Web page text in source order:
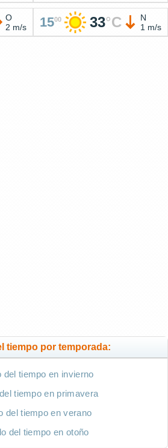
O
2 m/s
1500 33°C
N
1 m/s
tiempo por temporada:
del tiempo en invierno
tiempo en primavera
del tiempo en verano
del tiempo en otoño